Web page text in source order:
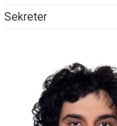
Sekreter